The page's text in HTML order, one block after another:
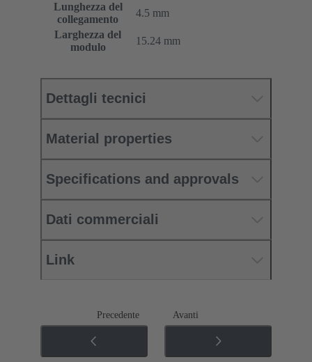
Lunghezza del
collegamento
4.5 mm
Larghezza del
modulo
15.24 mm
Dettagli tecnici
Material properties
Specifications and approvals
Dati commerciali
Link
Precedente Avanti